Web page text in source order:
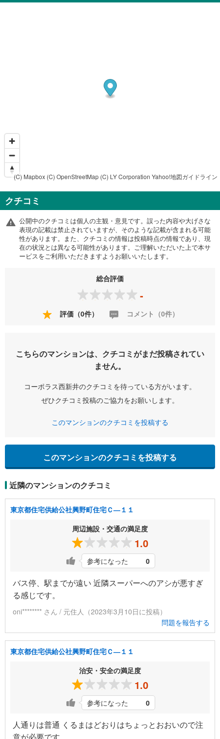
(C) Mapbox (C) OpenStreetMap (C) LY Corporation Yahoo!地図ガイドライン
クチコミ
公開中のクチコミは個人の主観・意見です。誤った内容や大げさな
表現の記載は禁止されていますが、そのような記載が含まれる可能
性があります。また、クチコミの情報は投稿時点の情報であり、現
在の状況とは異なる可能性があります。ご理解いただいた上で本サ
ービスをご利用いただきますようお願いいたします。
総合評価
-
評価（0件） コメント（0件）
こちらのマンションは、クチコミがまだ投稿されてい
ません。
コーポラス西新井のクチコミを待っている方がいます。
ぜひクチコミ投稿のご協力をお願いします。
このマンションのクチコミを投稿する
このマンションのクチコミを投稿する
近隣のマンションのクチコミ
東京都住宅供給公社興野町住宅Ｃ―１１
周辺施設・交通の満足度
1.0
参考になった 0
バス停、駅までが遠い 近隣スーパーへのアシが悪すぎ
る感じです。
oni******** さん / 元住人（2023年3月10日に投稿）
問題を報告する
東京都住宅供給公社興野町住宅Ｃ―１１
治安・安全の満足度
1.0
参考になった 0
人通りは普通 くるまはどおりはちょっとおおいので注